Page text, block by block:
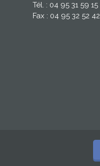
Tél. : 04 95 31 59 15
Fax : 04 95 32 52 42